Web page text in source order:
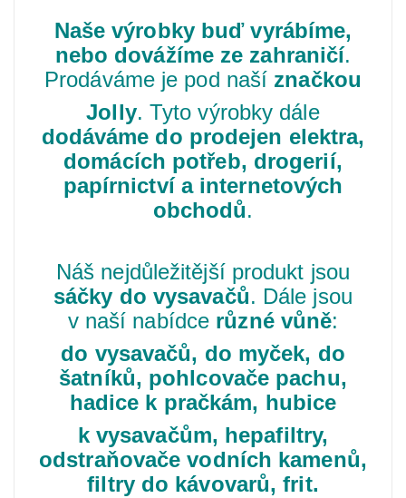
Naše výrobky buď vyrábíme,
nebo dovážíme ze zahraničí.
Prodáváme je pod naší značkou
Jolly. Tyto výrobky dále
dodáváme do prodejen elektra,
domácích potřeb, drogerií,
papírnictví a internetových
obchodů.
Náš nejdůležitější produkt jsou
sáčky do vysavačů. Dále jsou
v naší nabídce různé vůně:
do vysavačů, do myček, do
šatníků, pohlcovače pachu,
hadice k pračkám, hubice
k vysavačům, hepafiltry,
odstraňovače vodních kamenů,
filtry do kávovarů, frit.